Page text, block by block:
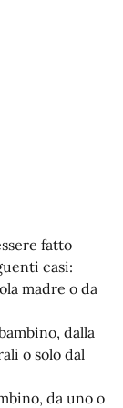
fatto
casi:
madre o da
dalla
o solo dal
da uno o